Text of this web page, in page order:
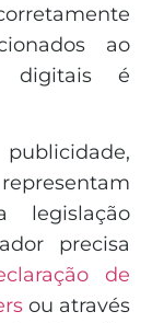
ao
digitais é
legislação
precisa
de
ou através